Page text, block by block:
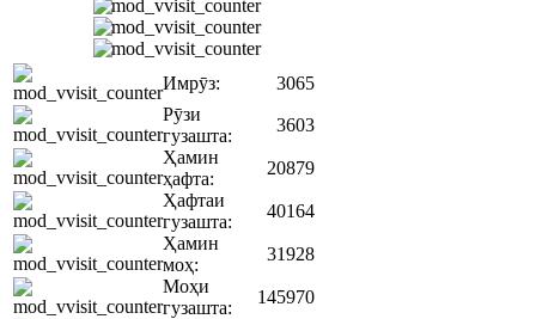
Имрӯз:
3065
Рӯзи
гузашта:
3603
Ҳамин
ҳафта:
20879
Ҳафтаи
гузашта:
40164
Ҳамин
моҳ:
31928
Моҳи
гузашта:
145970